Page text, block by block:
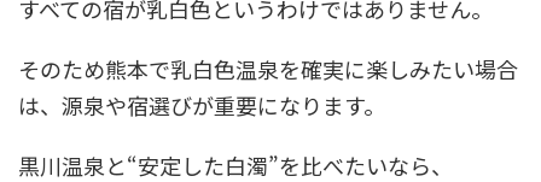
すべての宿が乳白色というわけではありません。
そのため熊本で乳白色温泉を確実に楽しみたい場合
は、源泉や宿選びが重要になります。
黒川温泉と“安定した白濁”を比べたいなら、